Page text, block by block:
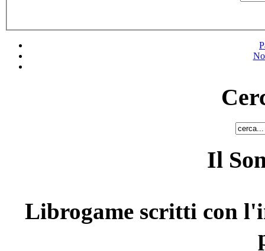
Il
Librogame scritti con